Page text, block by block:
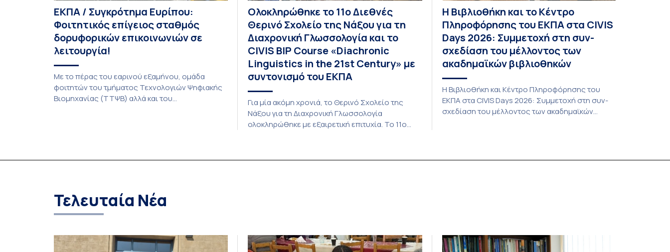
ΕΚΠΑ / Συγκρότημα Ευρίπου:
Φοιτητικός επίγειος σταθμός
δορυφορικών επικοινωνιών σε
λειτουργία!
Με το πέρας του εαρινού εξαμήνου, ομάδα
φοιτητών του τμήματος Τεχνολογιών Ψηφιακής
Βιομηχανίας (ΤΤΨΒ) αλλά και του
ιδέα προέκυψε έπειτα από την επίσκεψη
Ολοκληρώθηκε το 11ο Διεθνές
Θερινό Σχολείο της Νάξου για τη
Διαχρονική Γλωσσολογία και το
CIVIS BIP Course «Diachronic
Linguistics in the 21st Century» με
συντονισμό του ΕΚΠΑ
Για μία ακόμη χρονιά, το Θερινό Σχολείο της
Νάξου για τη Διαχρονική Γλωσσολογία
ολοκληρώθηκε με εξαιρετική επιτυχία. Το 11ο
Η Βιβλιοθήκη και το Κέντρο
Πληροφόρησης του ΕΚΠΑ στα CIVIS
Days 2026: Συμμετοχή στη συν-
σχεδίαση του μέλλοντος των
ακαδημαϊκών βιβλιοθηκών
Η Βιβλιοθήκη και Κέντρο Πληροφόρησης του
ΕΚΠΑ στα CIVIS Days 2026: Συμμετοχή στη συν-
σχεδίαση του μέλλοντος των ακαδημαϊκών
Τελευταία Νέα